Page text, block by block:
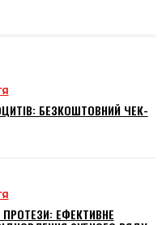
БЕЗКОШТОВНИЙ ЧЕК-
ПРОТЕЗИ: ЕФЕКТИВНЕ